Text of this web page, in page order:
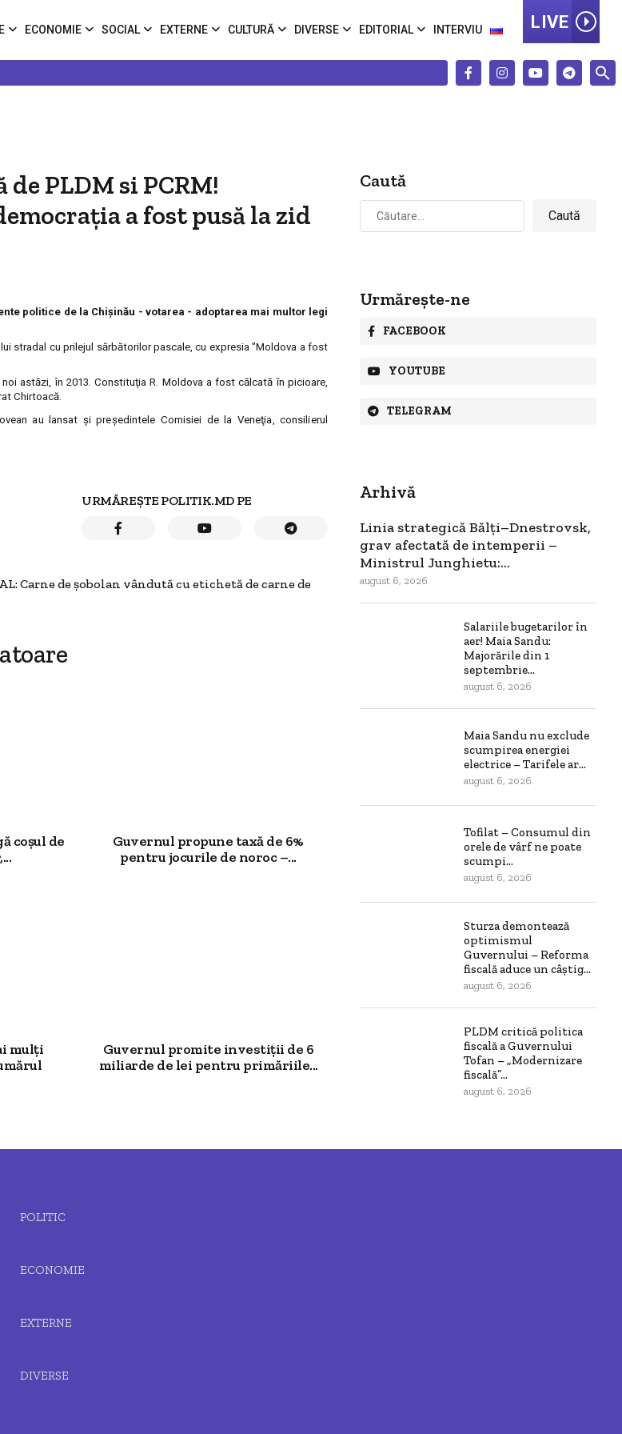
ECONOMIE SOCIAL EXTERNE CULTURĂ DIVERSE EDITORIAL INTERVIU LIVE
PLDM si PCRM!
a fost pusă la zid
politice de la Chişinău - votarea - adoptarea mai multor legi
stradal cu prilejul sărbătorilor pascale, cu expresia "Moldova a fost
astăzi, în 2013. Constituţia R. Moldova a fost călcată în picioare,
Chirtoacă.
au lansat şi preşedintele Comisiei de la Veneţia, consilierul
URMĂREȘTE POLITIK.MD PE
Carne de şobolan vândută cu etichetă de carne de
coșul de
Guvernul propune taxă de 6%
pentru jocurile de noroc –...
mulți
Guvernul promite investiții de 6
miliarde de lei pentru primăriile...
Caută
Caută
după:
Urmărește-ne
FACEBOOK
YOUTUBE
TELEGRAM
Arhivă
Linia strategică Bălți–Dnestrovsk,
grav afectată de intemperii –
Ministrul Junghietu:...
august 6, 2026
Salariile bugetarilor în
aer! Maia Sandu:
Majorările din 1
septembrie...
august 6, 2026
Maia Sandu nu exclude
scumpirea energiei
electrice – Tarifele ar...
august 6, 2026
Tofilat – Consumul din
orele de vârf ne poate
scumpi...
august 6, 2026
Sturza demontează
optimismul
Guvernului – Reforma
fiscală aduce un câștig...
august 6, 2026
PLDM critică politica
fiscală a Guvernului
Tofan – „Modernizare
fiscală”...
august 6, 2026
POLITIC
ECONOMIE
EXTERNE
DIVERSE